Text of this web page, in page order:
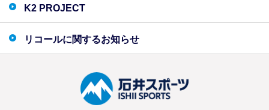
K2 PROJECT
リコールに関するお知らせ